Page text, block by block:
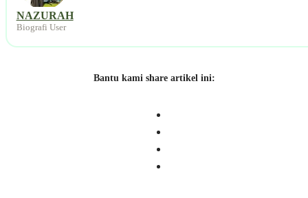
NAZURAH
Biografi User
Bantu kami share artikel ini: